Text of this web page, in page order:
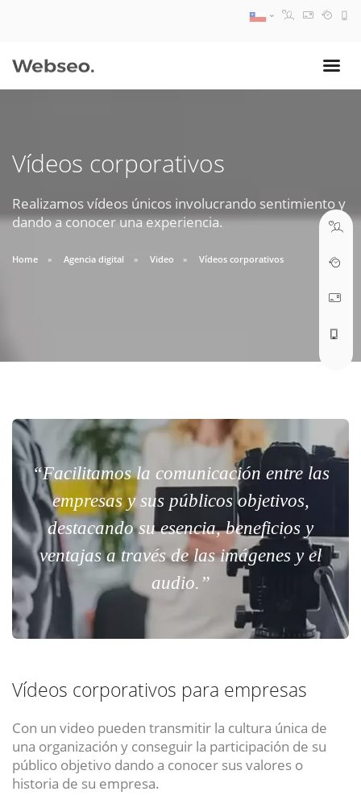
Vídeos corporativos
Realizamos vídeos únicos involucrando sentimiento y
dando a conocer una experiencia.
Home Agencia digital Video Vídeos corporativos
“Facilitamos la comunicación entre las
empresas y sus públicos objetivos,
destacando su esencia, beneficios y
ventajas a través de las imágenes y el
audio.”
Vídeos corporativos para empresas
Con un video pueden transmitir la cultura única de
una organización y conseguir la participación de su
público objetivo dando a conocer sus valores o
historia de su empresa.
09:30 AM A 18:30 PM
soporte@webseo.cl